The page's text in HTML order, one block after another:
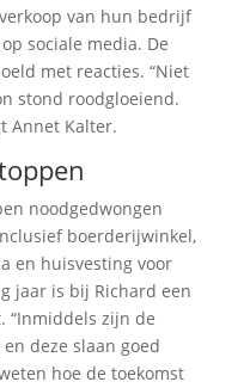
van hun bedrijf
sociale media. De
met reacties. “Niet
stond roodgloeiend.
Annet Kalter.
noodgedwongen
boerderijwinkel,
en huisvesting voor
jaar is bij Richard een
“Inmiddels zijn de
deze slaan goed
hoe de toekomst